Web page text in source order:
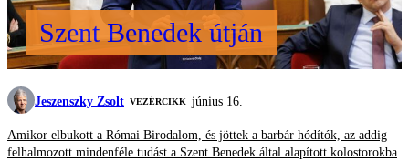
Szent Benedek útján
Jeszenszky Zsolt VEZÉRCIKK június 16.
Amikor elbukott a Római Birodalom, és jöttek a barbár hódítók, az addig
felhalmozott mindenféle tudást a Szent Benedek által alapított kolostorokba